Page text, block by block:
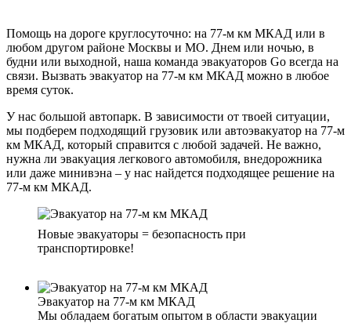
Помощь на дороге круглосуточно: на 77-м км МКАД или в
любом другом районе Москвы и МО. Днем или ночью, в
будни или выходной, наша команда эвакуаторов Go всегда на
связи. Вызвать эвакуатор на 77-м км МКАД можно в любое
время суток.
У нас большой автопарк. В зависимости от твоей ситуации,
мы подберем подходящий грузовик или автоэвакуатор на 77-м
км МКАД, который справится с любой задачей. Не важно,
нужна ли эвакуация легкового автомобиля, внедорожника
или даже минивэна – у нас найдется подходящее решение на
77-м км МКАД.
Новые эвакуаторы = безопасность при
транспортировке!
Эвакуатор на 77-м км МКАД
Мы обладаем богатым опытом в области эвакуации